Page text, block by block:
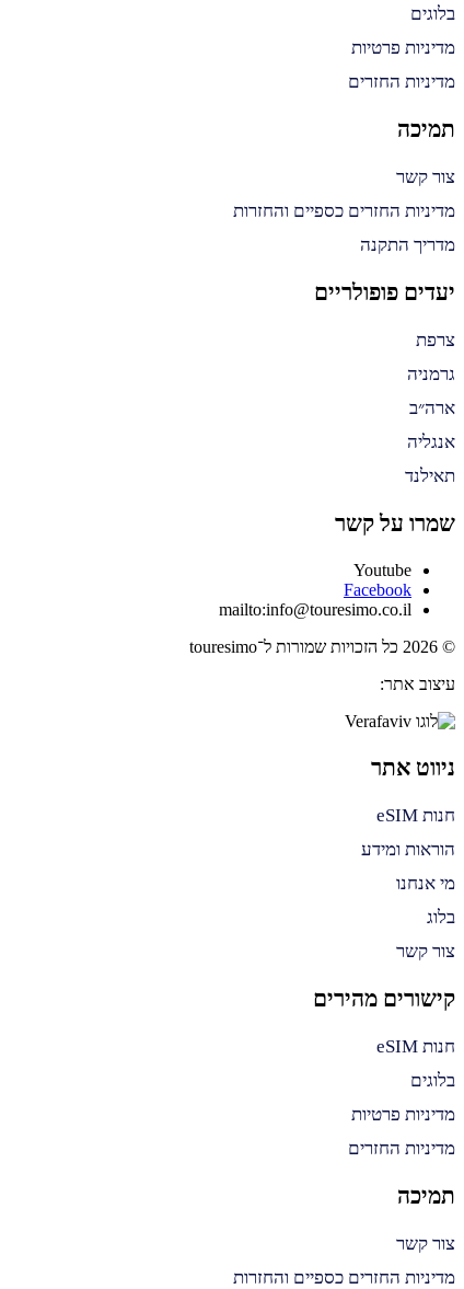
בלוגים
מדיניות פרטיות
מדיניות החזרים
תמיכה
צור קשר
מדיניות החזרים כספיים והחזרות
מדריך התקנה
יעדים פופולריים
צרפת
גרמניה
ארה״ב
אנגליה
תאילנד
שמרו על קשר
Youtube
Facebook
mailto:info@touresimo.co.il
© 2026 כל הזכויות שמורות ל־touresimo
עיצוב אתר:
ניווט אתר
חנות eSIM
הוראות ומידע
מי אנחנו
בלוג
צור קשר
קישורים מהירים
חנות eSIM
בלוגים
מדיניות פרטיות
מדיניות החזרים
תמיכה
צור קשר
מדיניות החזרים כספיים והחזרות